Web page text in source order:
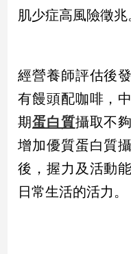
社
會/
新
冠
病
毒
區
南
肌少症高風險徵兆
經營養師評估後
有饅頭配咖啡，
期蛋白質攝取不
增加優質蛋白質
後，握力及活動
日常生活的活力。